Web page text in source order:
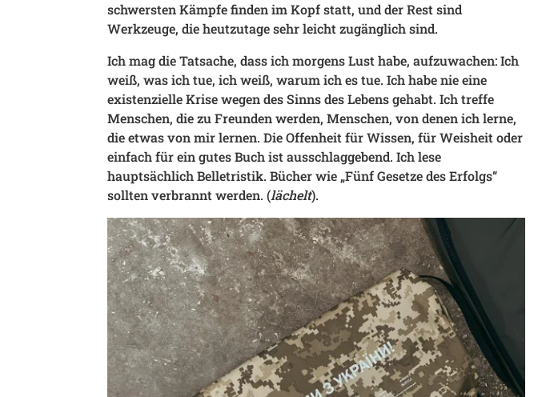
schwersten Kämpfe finden im Kopf statt, und der Rest sind
Werkzeuge, die heutzutage sehr leicht zugänglich sind.
Ich mag die Tatsache, dass ich morgens Lust habe, aufzuwachen: Ich
weiß, was ich tue, ich weiß, warum ich es tue. Ich habe nie eine
existenzielle Krise wegen des Sinns des Lebens gehabt. Ich treffe
Menschen, die zu Freunden werden, Menschen, von denen ich lerne,
die etwas von mir lernen. Die Offenheit für Wissen, für Weisheit oder
einfach für ein gutes Buch ist ausschlaggebend. Ich lese
hauptsächlich Belletristik. Bücher wie „Fünf Gesetze des Erfolgs“
sollten verbrannt werden. (lächelt).